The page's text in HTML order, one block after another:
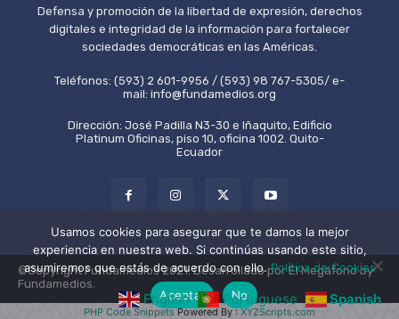
Defensa y promoción de la libertad de expresión, derechos
digitales e integridad de la información para fortalecer
sociedades democráticas en las Américas.
Teléfonos: (593) 2 601-9956 / (593) 98 767-5305/ e-
mail: info@fundamedios.org
Dirección: José Padilla N3-30 e Iñaquito, Edificio
Platinum Oficinas, piso 10, oficina 1002. Quito-
Ecuador
©Copyright Fundamedios 2021. Desarrollado por El Megáfono by
Fundamedios.
English Portuguese Spanish
PHP Code SnippetsPowered By :XYZScripts.com
Usamos cookies para asegurar que te damos la mejor
experiencia en nuestra web. Si continúas usando este sitio,
asumiremos que estás de acuerdo con ello.Política de Cookies
Aceptar
No